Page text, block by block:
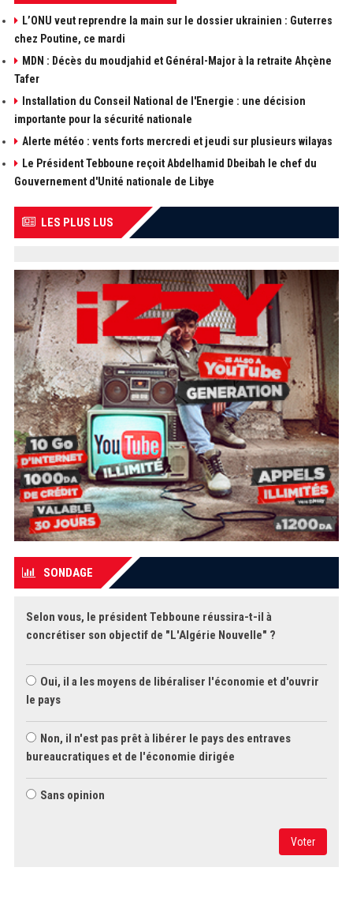
L’ONU veut reprendre la main sur le dossier ukrainien : Guterres
chez Poutine, ce mardi
MDN : Décès du moudjahid et Général-Major à la retraite Ahçène
Tafer
Installation du Conseil National de l'Energie : une décision
importante pour la sécurité nationale
Alerte météo : vents forts mercredi et jeudi sur plusieurs wilayas
Le Président Tebboune reçoit Abdelhamid Dbeibah le chef du
Gouvernement d'Unité nationale de Libye
LES PLUS LUS
SONDAGE
Selon vous, le président Tebboune réussira-t-il à
concrétiser son objectif de "L'Algérie Nouvelle" ?
Oui, il a les moyens de libéraliser l'économie et d'ouvrir
le pays
Non, il n'est pas prêt à libérer le pays des entraves
bureaucratiques et de l'économie dirigée
Sans opinion
Voter